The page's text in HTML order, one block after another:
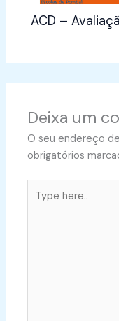
ACD –
Deixa um
O seu endereço
obrigatórios
here..